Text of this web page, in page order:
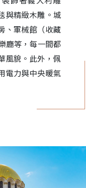
與精緻木雕。城
、軍械館（收藏
廳等，每一間都
風貌。此外，佩
電力與中央暖氣